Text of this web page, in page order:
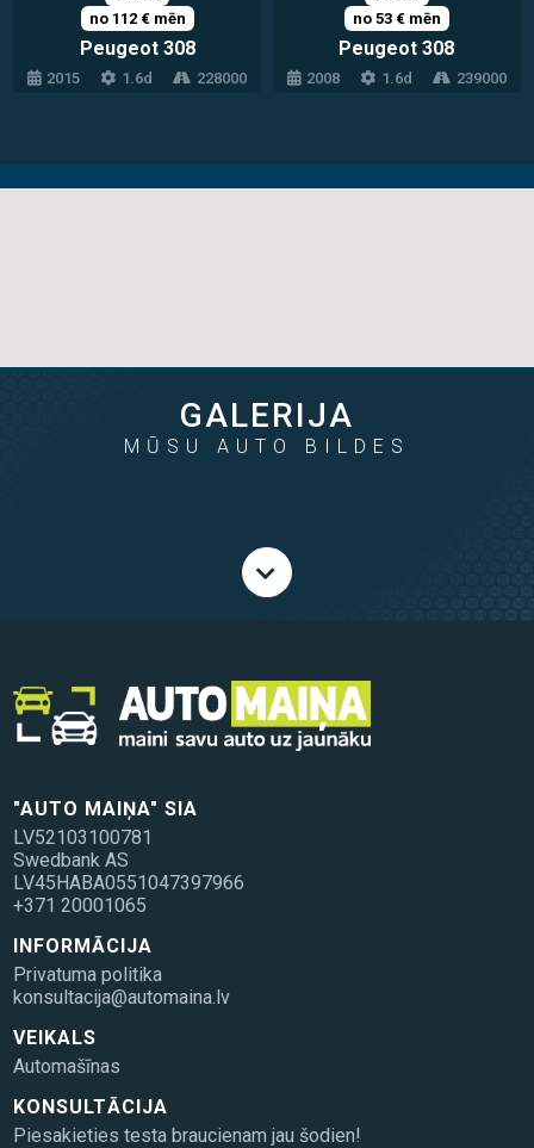
no 112 € mēn
Peugeot 308
2015 1.6d 228000
no 53 € mēn
Peugeot 308
2008 1.6d 239000
GALERIJA
MŪSU AUTO BILDES
"AUTO MAIŅA" SIA
LV52103100781
Swedbank AS
LV45HABA0551047397966
+371 20001065
INFORMĀCIJA
Privatuma politika
konsultacija@automaina.lv
VEIKALS
Automašīnas
KONSULTĀCIJA
Piesakieties testa braucienam jau šodien!